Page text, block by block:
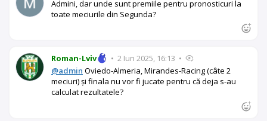
Admini, dar unde sunt premiile pentru pronosticuri la
toate meciurile din Segunda?
Roman-Lviv • 2 Iun 2025, 16:13 •
@admin Oviedo-Almeria, Mirandes-Racing (câte 2
meciuri) și finala nu vor fi jucate pentru că deja s-au
calculat rezultatele?